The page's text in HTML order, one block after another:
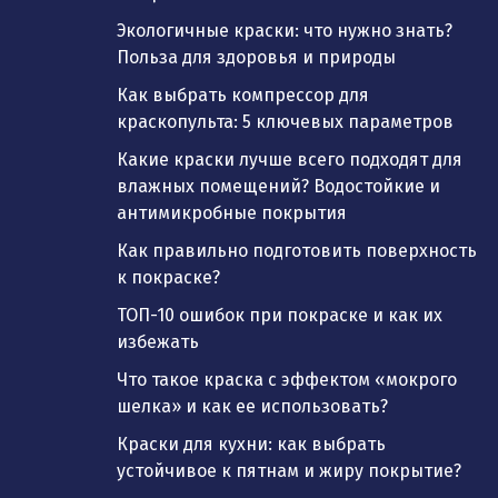
Экологичные краски: что нужно знать?
Польза для здоровья и природы
Как выбрать компрессор для
краскопульта: 5 ключевых параметров
Какие краски лучше всего подходят для
влажных помещений? Водостойкие и
антимикробные покрытия
Как правильно подготовить поверхность
к покраске?
ТОП-10 ошибок при покраске и как их
избежать
Что такое краска с эффектом «мокрого
шелка» и как ее использовать?
Краски для кухни: как выбрать
устойчивое к пятнам и жиру покрытие?